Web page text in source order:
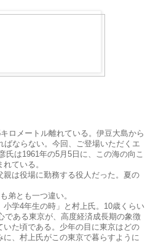
ロメートル離れている。伊豆大島から
ばならない。今回、ご登場いただくエ
氏は1961年の5月5日に、この海の向こ
ている。
は役場に勤務する役人だった。夏の
弟とも一つ違い。
小学4年生の時」と村上氏。10歳くらい
である東京が、高度経済成長期の象徴
いた頃である。少年の目に東京はどの
、村上氏がこの東京で暮らすように